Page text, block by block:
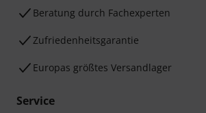
Beratung durch Fachexperten
Zufriedenheitsgarantie
Europas größtes Versandlager
Service